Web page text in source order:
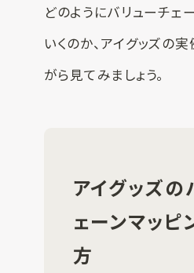
どのようにバリューチェ
いくのか、アイグッズの
がら見てみましょう。
アイグッズの
ェーンマッピ
方